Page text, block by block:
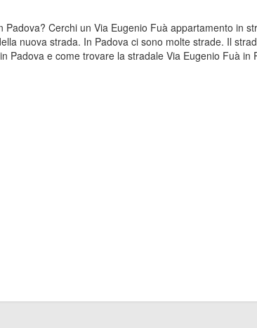
Cerchi un Via Eugenio Fuà appartamento in
nuova strada. In Padova ci sono molte strade. Il
Padova e come trovare la stradale Via Eugenio Fuà in